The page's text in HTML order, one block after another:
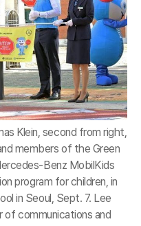
Klein, second from right,
members of the Green
Benz MobilKids
program for children, in
in Seoul, Sept. 7. Lee
communications and